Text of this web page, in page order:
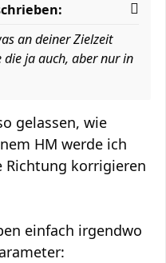
an deiner Zielzeit
die ja auch, aber nur in
gelassen, wie
HM werde ich
Richtung korrigieren
einfach irgendwo